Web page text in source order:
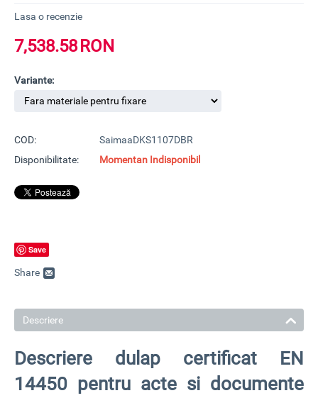
Lasa o recenzie
7,538.58 RON
Variante:
COD:
SaimaaDKS1107DBR
Disponibilitate:
Momentan Indisponibil
Save
Share
Descriere
Descriere dulap certificat EN
14450 pentru acte si documente